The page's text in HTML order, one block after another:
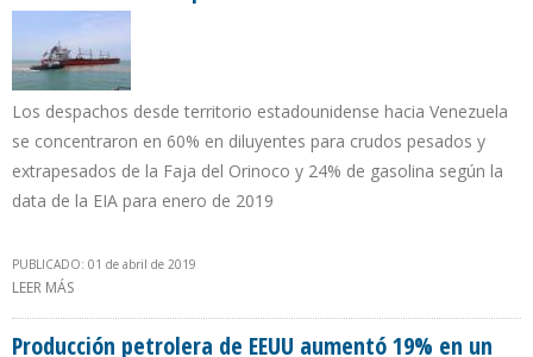
Los despachos desde territorio estadounidense hacia Venezuela
se concentraron en 60% en diluyentes para crudos pesados y
extrapesados de la Faja del Orinoco y 24% de gasolina según la
data de la EIA para enero de 2019
PUBLICADO: 01 de abril de 2019
LEER MÁS
Producción petrolera de EEUU aumentó 19% en un